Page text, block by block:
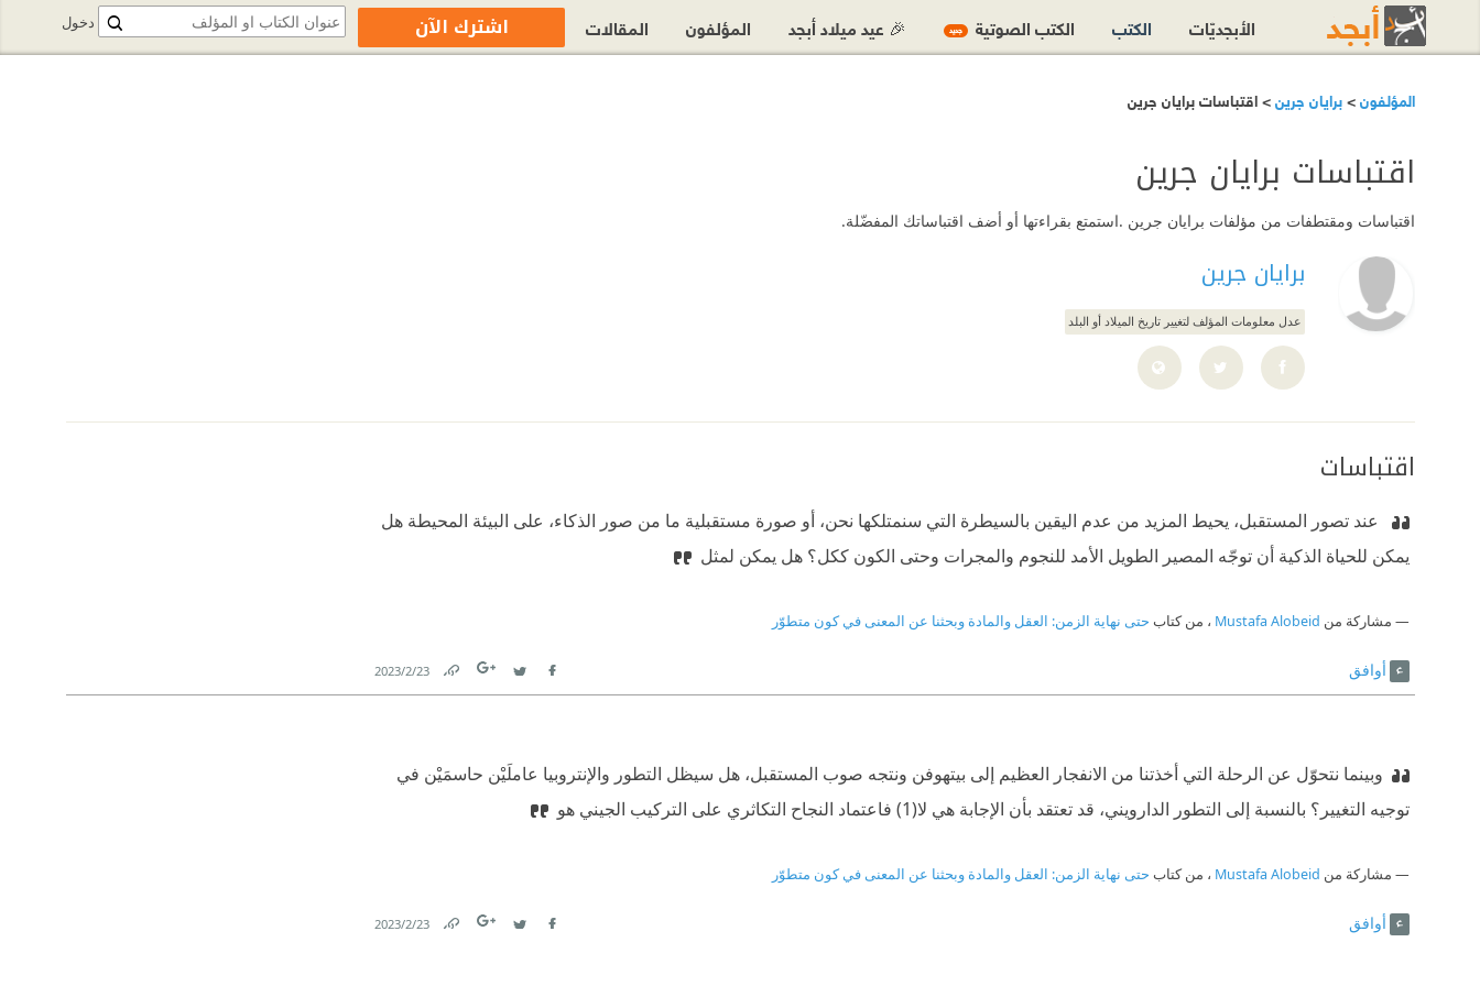
المؤلفون>برايان جرين> اقتباسات برايان جرين
اقتباسات برايان جرين
اقتباسات ومقتطفات من مؤلفات برايان جرين .استمتع بقراءتها أو أضف اقتباساتك المفضّلة.
برايان جرين
عدل معلومات المؤلف لتغيير تاريخ الميلاد أو البلد
اقتباسات
‫ عند تصور المستقبل، يحيط المزيد من عدم اليقين بالسيطرة التي سنمتلكها نحن، أو صورة مستقبلية ما من صور الذكاء، على البيئة المحيطة هل
يمكن للحياة الذكية أن توجّه المصير الطويل الأمد للنجوم والمجرات وحتى الكون ككل؟ هل يمكن لمثل
مشاركة من Mustafa Alobeid ، من كتاب حتى نهاية الزمن: العقل والمادة وبحثنا عن المعنى في كون متطوّر
Facebook
Twitter
Link
23‏/2‏/2023 أوافق
وبينما نتحوّل عن الرحلة التي أخذتنا من الانفجار العظيم إلى بيتهوفن ونتجه صوب المستقبل، هل سيظل التطور والإنتروبيا عاملَيْن حاسمَيْن في
توجيه التغيير؟ بالنسبة إلى التطور الدارويني، قد تعتقد بأن الإجابة هي لا(1) فاعتماد النجاح التكاثري على التركيب الجيني هو
مشاركة من Mustafa Alobeid ، من كتاب حتى نهاية الزمن: العقل والمادة وبحثنا عن المعنى في كون متطوّر
23‏/2‏/2023 أوافق
دخول الأبجديّات الكتب الكتب الصوتية جديد 🎉 عيد ميلاد أبجد المؤلفون المقالات اشترك الآن